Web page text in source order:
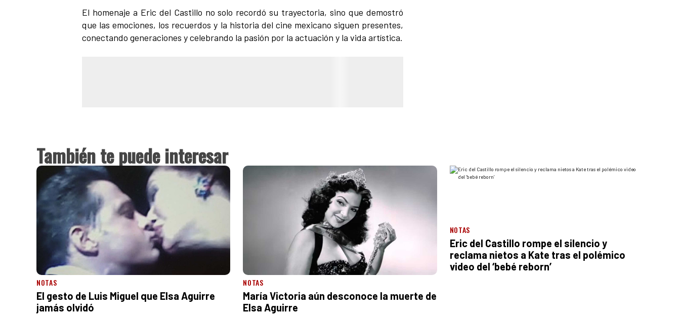
El homenaje a Eric del Castillo no solo recordó su trayectoria, sino que demostró
que las emociones, los recuerdos y la historia del cine mexicano siguen presentes,
conectando generaciones y celebrando la pasión por la actuación y la vida artística.
También te puede interesar
NOTAS
El gesto de Luis Miguel que Elsa Aguirre
jamás olvidó
NOTAS
María Victoria aún desconoce la muerte de
Elsa Aguirre
NOTAS
Eric del Castillo rompe el silencio y
reclama nietos a Kate tras el polémico
video del ‘bebé reborn’